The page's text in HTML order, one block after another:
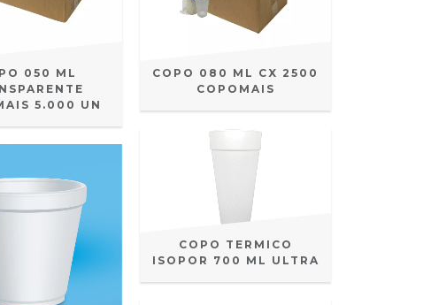
050 ML
5.000 UN
COPO 080 ML CX 2500
COPOMAIS
COPO TERMICO
ISOPOR 700 ML ULTRA